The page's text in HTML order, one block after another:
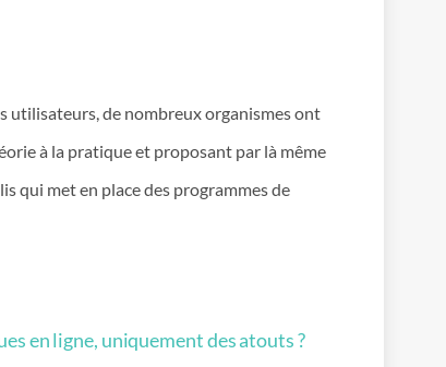
utilisateurs, de nombreux organismes ont
à la pratique et proposant par là même
qui met en place des programmes de
en ligne, uniquement des atouts ?